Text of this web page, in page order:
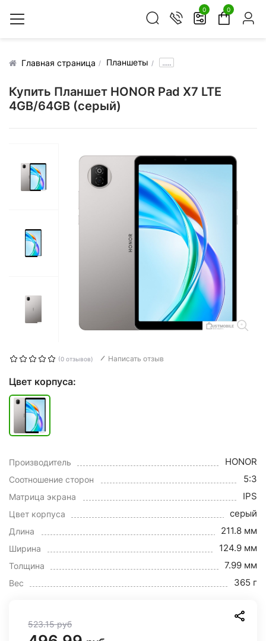
0 0
Главная страница Планшеты .....
Купить Планшет HONOR Pad X7 LTE
4GB/64GB (серый)
(0 отзывов) Написать отзыв
Цвет корпуса:
Производитель HONOR
Соотношение сторон 5:3
Матрица экрана IPS
Цвет корпуса серый
Длина 211.8 мм
Ширина 124.9 мм
Толщина 7.99 мм
Вес 365 г
523.15руб